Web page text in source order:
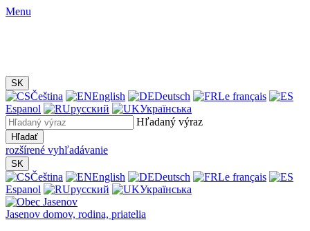
Menu
SK
Čeština English Deutsch
Le français
Espanol
русский
Українська
Hľadaný výraz
Hľadať
rozšírené vyhľadávanie
SK
Čeština English Deutsch
Le français
Espanol
русский Українська
Jasenov domov, rodina, priatelia